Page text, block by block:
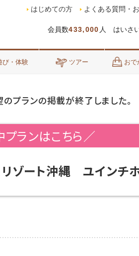
会員数433,000 人 はいさ
はじめての方 よくある質問・
び・体験 ツアー おで
プランの掲載が終了しました。
ランはこちら／
ゾート沖縄 ユインチ